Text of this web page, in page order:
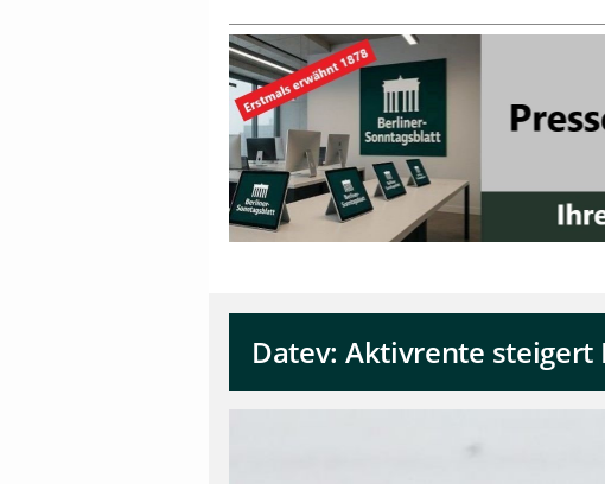
Datev: Aktivrente steigert